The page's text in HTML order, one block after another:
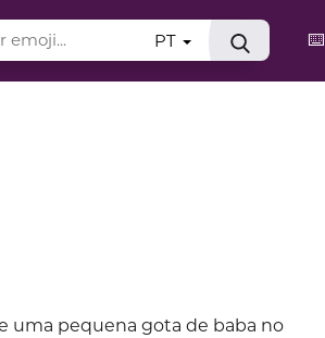
⌨️
PT
uma pequena gota de baba no